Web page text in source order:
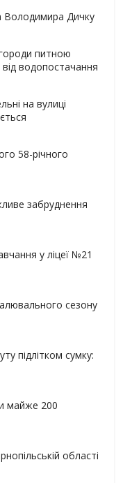
Володимира Дичку
питною
водопостачання
на вулиці
58-річного
забруднення
у ліцеї №21
сезону
підлітком сумку:
майже 200
області